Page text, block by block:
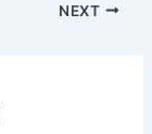
NEXT